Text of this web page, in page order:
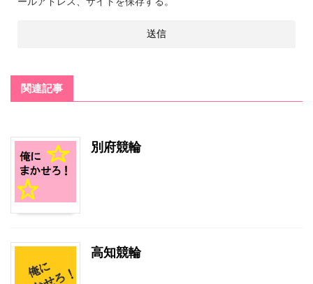
関連記事
別府競輪
高知競輪